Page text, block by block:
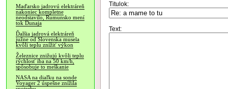
Maďarsko jadrovú elektráreň
nakoniec kompletne
neodstavilo, Rumunsko mení
tok Dunaja
Ďalšia jadrová elektráreň
južne od Slovenska musela
kvôli teplu znížiť výkon
Železnice znižujú kvôli teplu
rýchlosť iba na 50 km/h,
spôsobuje to meškanie
NASA na diaľku na sonde
Voyager 2 úspešne znížila
Titulok:
Text: